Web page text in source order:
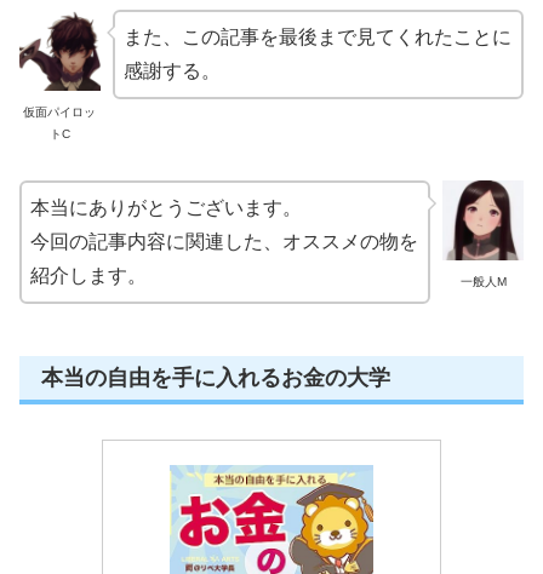
仮面パイロッ
トC
また、この記事を最後まで見てくれたことに
感謝する。
一般人M
本当にありがとうございます。
今回の記事内容に関連した、オススメの物を
紹介します。
本当の自由を手に入れるお金の大学